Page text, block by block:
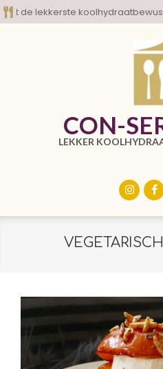
Skip
to
lekkerste koolhydraatbewuste
CON-
LEKKER